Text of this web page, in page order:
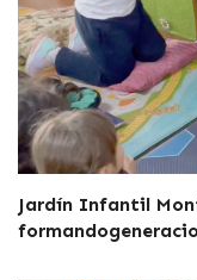
Jardín Infantil